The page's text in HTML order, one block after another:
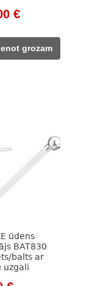
€Current
190,00 €.
grozam
ūdens
BAT830
balts ar
uzgali
Current